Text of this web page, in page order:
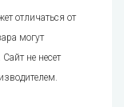
отличаться от
могут
не несет